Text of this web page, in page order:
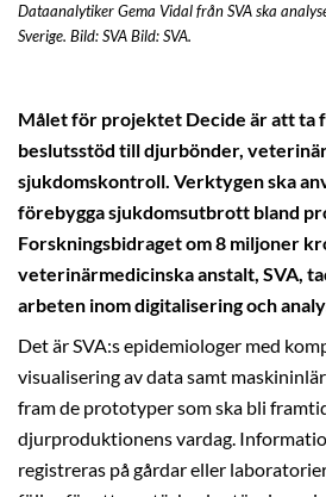
Dataanalytiker Gema Vidal från SVA ska
Sverige. Bild: SVA Bild: SVA.
Målet för projektet Decide är att ta
beslutsstöd till djurbönder,
sjukdomskontroll. Verktygen ska
förebygga sjukdomsutbrott bland
Forskningsbidraget om 8 miljoner
veterinärmedicinska anstalt, SVA,
arbeten inom digitalisering och
Det är SVA:s epidemiologer med
visualisering av data samt
fram de prototyper som ska bli
djurproduktionens vardag.
registreras på gårdar eller